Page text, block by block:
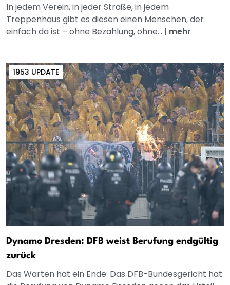
In jedem Verein, in jeder Straße, in jedem
Treppenhaus gibt es diesen einen Menschen, der
einfach da ist – ohne Bezahlung, ohne... | mehr
1953 UPDATE
Dynamo Dresden: DFB weist Berufung endgültig
zurück
Das Warten hat ein Ende: Das DFB-Bundesgericht hat